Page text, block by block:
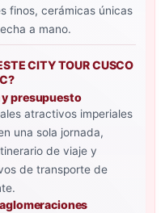
finos, cerámicas únicas
a mano.
CITY TOUR CUSCO
presupuesto
atractivos imperiales
una sola jornada,
de viaje y
de transporte de